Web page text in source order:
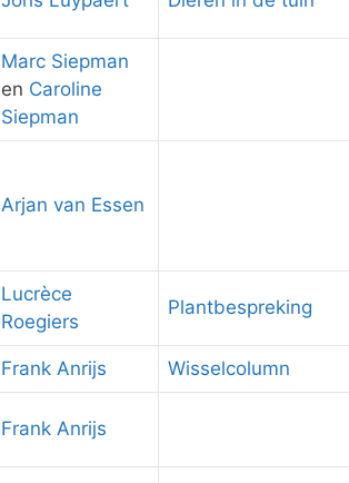
Marc Siepman
en Caroline
Siepman
Arjan van Essen
Lucrèce
Roegiers
Plantbespreking
Frank Anrijs Wisselcolumn
Frank Anrijs